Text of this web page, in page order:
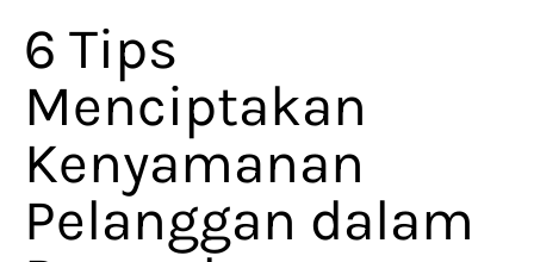
6 Tips
Menciptakan
Kenyamanan
Pelanggan dalam